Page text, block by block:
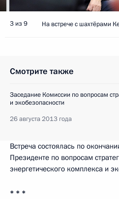
3 из 9 На встрече с шахтёрами
Смотрите также
Заседание Комиссии по вопросам
и экобезопасности
26 августа 2013 года
Встреча состоялась по
Президенте по вопросам
энергетического комплекса и
* * *